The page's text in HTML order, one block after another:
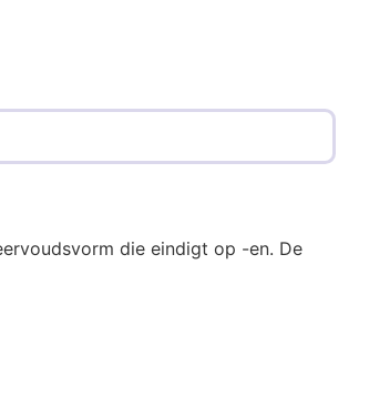
die eindigt op -en. De